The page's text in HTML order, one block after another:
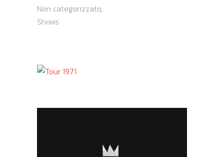
Non categorizzato,
Shows